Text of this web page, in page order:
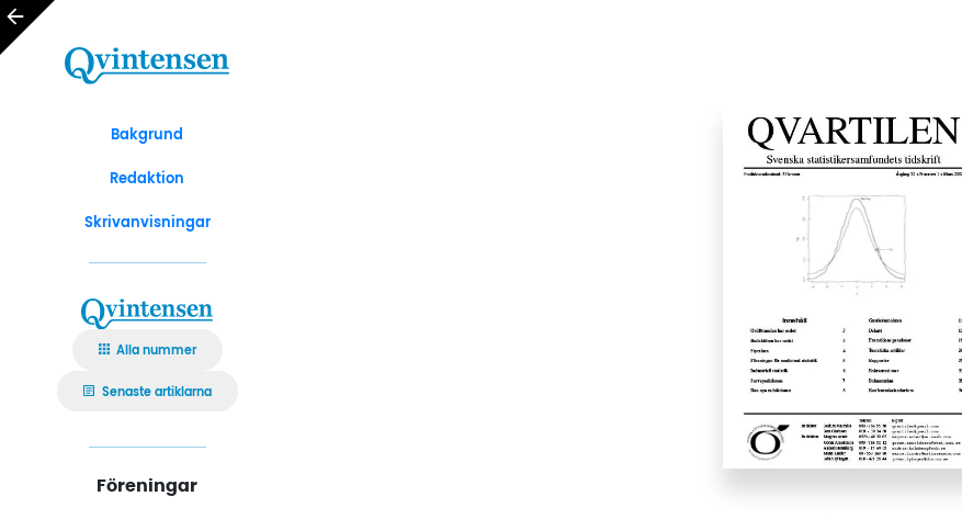
Bakgrund
Redaktion
Skrivanvisningar
Alla nummer
Senaste artiklarna
Föreningar